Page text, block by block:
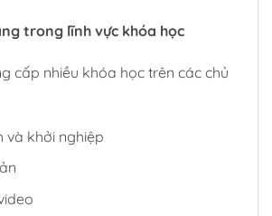
trong lĩnh vực khóa học
cấp nhiều khóa học trên các chủ
và khởi nghiệp